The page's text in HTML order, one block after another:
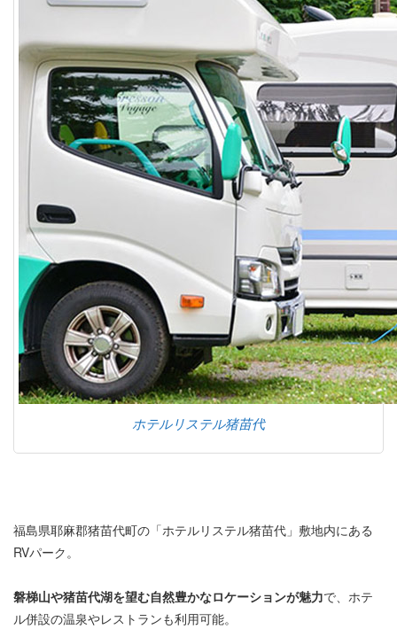
ホテルリステル猪苗代
福島県耶麻郡猪苗代町の「ホテルリステル猪苗代」敷地内にある
RVパーク。
磐梯山や猪苗代湖を望む自然豊かなロケーションが魅力で、ホテ
ル併設の温泉やレストランも利用可能。